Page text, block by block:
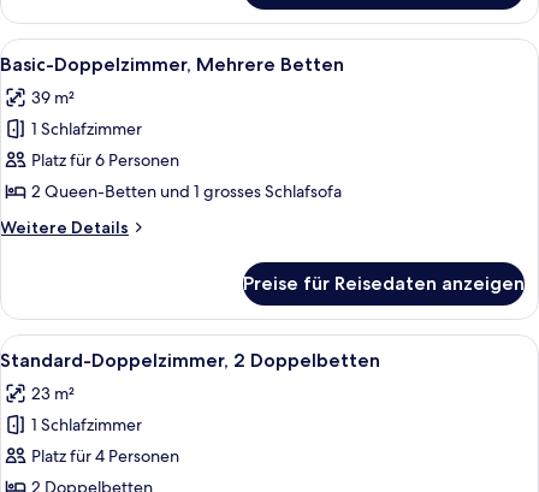
1 King-
Bett
und
Schlafsofa
Alle
Fotos
für
Basic-
Doppelzimmer,
Mehrere
Betten
anzeigen
Ein Hotelzimmer mit zwei Betten,
5
Basic-Doppelzimmer, Mehrere Betten
39 m²
1 Schlafzimmer
Platz für 6 Personen
2 Queen-Betten und 1 grosses Schlafsofa
Weitere Details
Weitere
Doppelzimmer,
Mehrere
Betten
Preise für Reisedaten anzeigen
Alle
Fotos
für
Standard-
Doppelzimmer,
2 Doppelbetten
Ein Hotelzimmer mit zwei Betten,
5
Standard-Doppelzimmer, 2 Doppelbetten
23 m²
1 Schlafzimmer
Platz für 4 Personen
2 Doppelbetten